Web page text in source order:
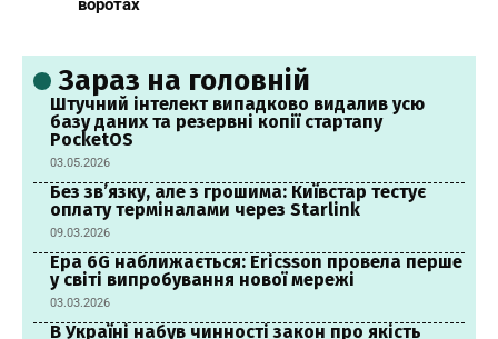
воротах
Зараз на головній
Штучний інтелект випадково видалив усю
базу даних та резервні копії стартапу
PocketOS
03.05.2026
Без зв’язку, але з грошима: Київстар тестує
оплату терміналами через Starlink
09.03.2026
Ера 6G наближається: Ericsson провела перше
у світі випробування нової мережі
03.03.2026
В Україні набув чинності закон про якість